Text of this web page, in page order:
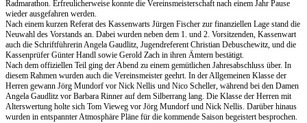
Radmarathon. Erfreulicherweise konnte die Vereinsmeisterschaft nach einem Jahr Pause
wieder ausgefahren werden.
Nach einem kurzen Referat des Kassenwarts Jürgen Fischer zur finanziellen Lage stand die
Neuwahl des Vorstands an. Dabei wurden neben dem 1. und 2. Vorsitzenden, Kassenwart
auch die Schriftführerin Angela Gaudlitz, Jugendreferent Christian Debuschewitz, und die
Kassenprüfer Günter Handl sowie Gerold Zach in ihren Ämtern bestätigt.
Nach dem offiziellen Teil ging der Abend zu einem gemütlichen Jahresabschluss über. In
diesem Rahmen wurden auch die Vereinsmeister geehrt. In der Allgemeinen Klasse der
Herren gewann Jörg Mundorf vor Nick Nellis und Nico Scheller, während bei den Damen
Angela Gaudlitz vor Barbara Rinner auf dem Silberrang lang. Die Klasse der Herren mit
Alterswertung holte sich Tom Vieweg vor Jörg Mundorf und Nick Nellis. Darüber hinaus
wurden in entspannter Atmosphäre Pläne für die kommende Saison begeistert besprochen.